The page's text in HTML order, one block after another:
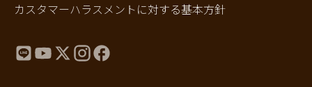
カスタマーハラスメントに対する基本方針